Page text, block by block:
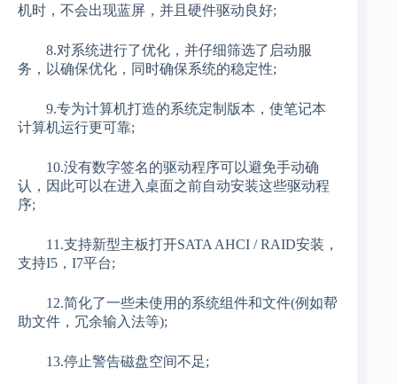
机时，不会出现蓝屏，并且硬件驱动良好;
8.对系统进行了优化，并仔细筛选了启动服
务，以确保优化，同时确保系统的稳定性;
9.专为计算机打造的系统定制版本，使笔记本
计算机运行更可靠;
10.没有数字签名的驱动程序可以避免手动确
认，因此可以在进入桌面之前自动安装这些驱动程
序;
11.支持新型主板打开SATA AHCI / RAID安装，
支持I5，I7平台;
12.简化了一些未使用的系统组件和文件(例如帮
助文件，冗余输入法等);
13.停止警告磁盘空间不足;